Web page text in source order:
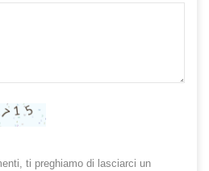
ti preghiamo di lasciarci un